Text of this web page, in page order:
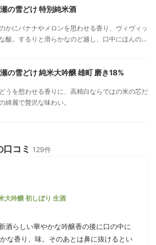
の雪どけ 特別純米酒
かにバナナやメロンを思わせる香り、ヴィヴィッ
酸。するりと滑らかなのど越し、口中にほんのり
の雪どけ 純米大吟醸 雄町 磨き18%
うを想わせる香りに、高精白ならではの米の芯だ
綺麗で贅沢な味わい。
コミ 129件
大吟醸 初しぼり 生酒
酒らしい華やかな吟醸香の後に口の中に
な香り、味。そのあとは鼻に抜けるとい